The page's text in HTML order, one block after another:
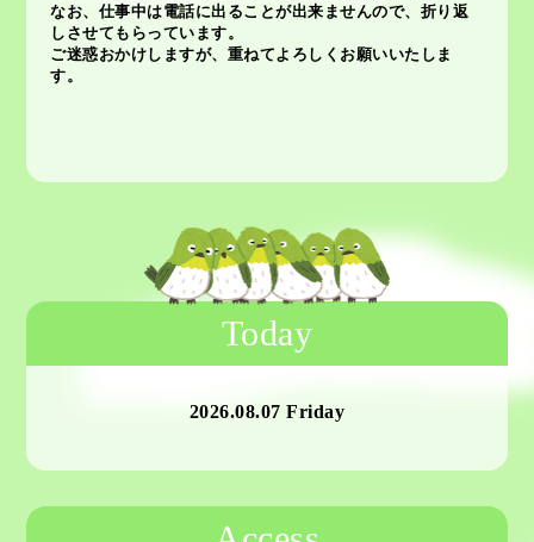
なお、仕事中は電話に出ることが出来ませんので、折り返
しさせてもらっています。
ご迷惑おかけしますが、重ねてよろしくお願いいたしま
す。
Today
2026.08.07 Friday